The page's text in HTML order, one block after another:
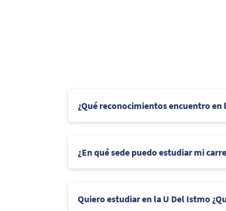
¿Qué reconocimientos encuentro en
¿En qué sede puedo estudiar mi
Quiero estudiar en la U Del Istmo